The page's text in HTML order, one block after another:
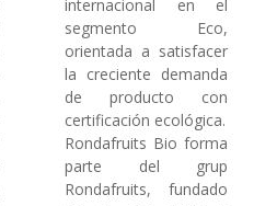
internacional en el
segmento Eco,
orientada a satisfacer
la creciente demanda
de producto con
certificación ecológica.
Rondafruits Bio forma
parte del grup
Rondafruits, fundado